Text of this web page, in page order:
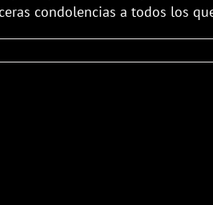
condolencias a todos los